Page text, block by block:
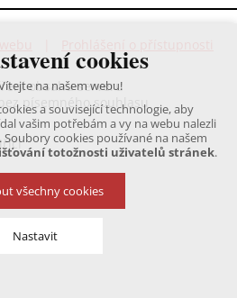
obsahu serveru
písemného souhlasu
cookies
na našem webu!
a související technologie, aby
vašim potřebám a vy na webu nalezli
cookies používané na našem
totožnosti uživatelů stránek.
všechny cookies
Nastavit